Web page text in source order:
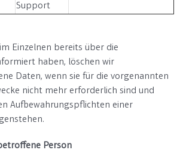
Support
Einzelnen bereits über die
haben, löschen wir
Daten, wenn sie für die vorgenannten
nicht mehr erforderlich sind und
Aufbewahrungspflichten einer
Person